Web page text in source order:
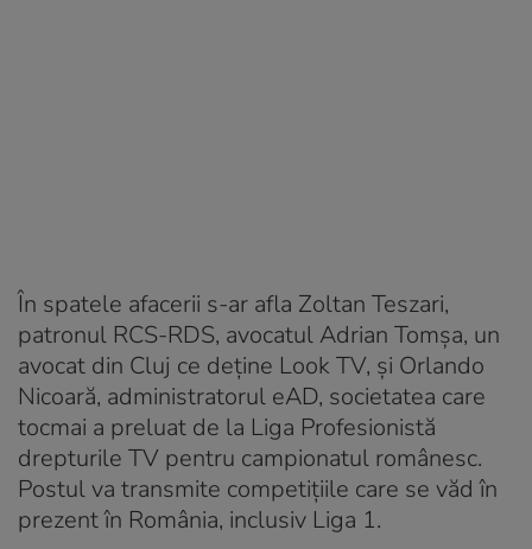
În spatele afacerii s-ar afla Zoltan Teszari,
patronul RCS-RDS, avocatul Adrian Tomșa, un
avocat din Cluj ce deține Look TV, și Orlando
Nicoară, administratorul eAD, societatea care
tocmai a preluat de la Liga Profesionistă
drepturile TV pentru campionatul românesc.
Postul va transmite competițiile care se văd în
prezent în România, inclusiv Liga 1.